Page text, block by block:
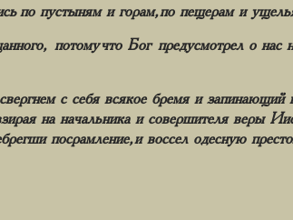
по пустыням и горам, по пещерам и
потому что Бог предусмотрел о нас
с себя всякое бремя и запинающий
на начальника и совершителя веры
посрамление, и воссел одесную